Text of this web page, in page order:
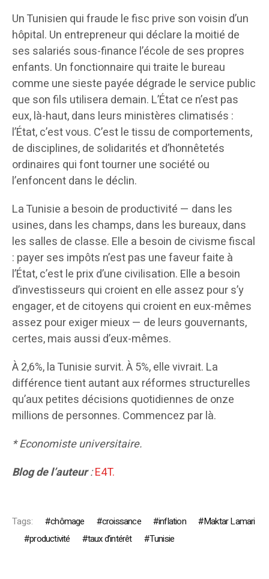
Un Tunisien qui fraude le fisc prive son voisin d’un
hôpital. Un entrepreneur qui déclare la moitié de
ses salariés sous-finance l’école de ses propres
enfants. Un fonctionnaire qui traite le bureau
comme une sieste payée dégrade le service public
que son fils utilisera demain. L’État ce n’est pas
eux, là-haut, dans leurs ministères climatisés :
l’État, c’est vous. C’est le tissu de comportements,
de disciplines, de solidarités et d’honnêtetés
ordinaires qui font tourner une société ou
l’enfoncent dans le déclin.
La Tunisie a besoin de productivité — dans les
usines, dans les champs, dans les bureaux, dans
les salles de classe. Elle a besoin de civisme fiscal
: payer ses impôts n’est pas une faveur faite à
l’État, c’est le prix d’une civilisation. Elle a besoin
d’investisseurs qui croient en elle assez pour s’y
engager, et de citoyens qui croient en eux-mêmes
assez pour exiger mieux — de leurs gouvernants,
certes, mais aussi d’eux-mêmes.
À 2,6%, la Tunisie survit. À 5%, elle vivrait. La
différence tient autant aux réformes structurelles
qu’aux petites décisions quotidiennes de onze
millions de personnes. Commencez par là.
* Economiste universitaire.
Blog de l’auteur:E4T.
Tags: chômage croissance inflation
Maktar Lamari
productivité
taux d’intérêt Tunisie